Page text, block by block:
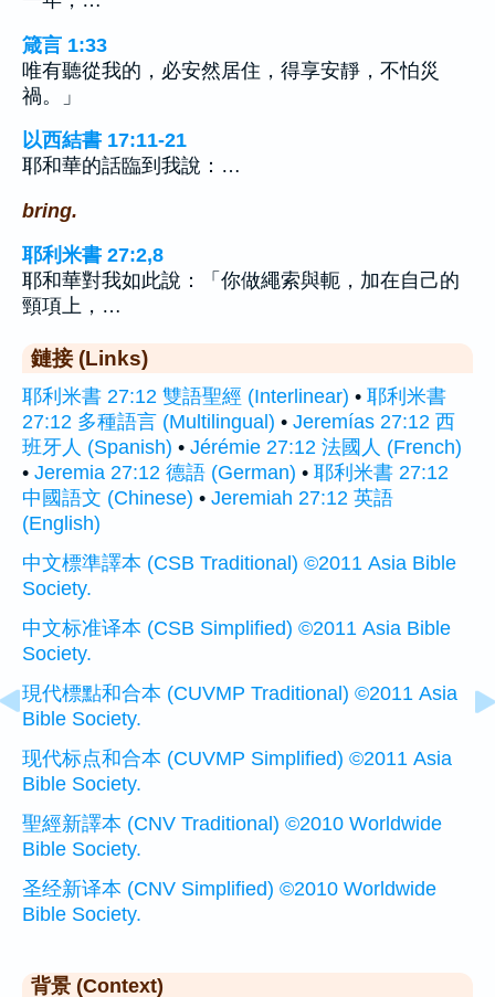
箴言 1:33
唯有聽從我的，必安然居住，得享安靜，不怕災
禍。」
以西結書 17:11-21
耶和華的話臨到我說：…
bring.
耶利米書 27:2,8
耶和華對我如此說：「你做繩索與軛，加在自己的
頸項上，…
鏈接 (Links)
耶利米書 27:12 雙語聖經 (Interlinear) • 耶利米書
27:12 多種語言 (Multilingual) • Jeremías 27:12 西
班牙人 (Spanish) • Jérémie 27:12 法國人 (French)
• Jeremia 27:12 德語 (German) • 耶利米書 27:12
中國語文 (Chinese) • Jeremiah 27:12 英語
(English)
中文標準譯本 (CSB Traditional) ©2011 Asia Bible
Society.
中文标准译本 (CSB Simplified) ©2011 Asia Bible
Society.
現代標點和合本 (CUVMP Traditional) ©2011 Asia
Bible Society.
现代标点和合本 (CUVMP Simplified) ©2011 Asia
Bible Society.
聖經新譯本 (CNV Traditional) ©2010 Worldwide
Bible Society.
圣经新译本 (CNV Simplified) ©2010 Worldwide
Bible Society.
背景 (Context)